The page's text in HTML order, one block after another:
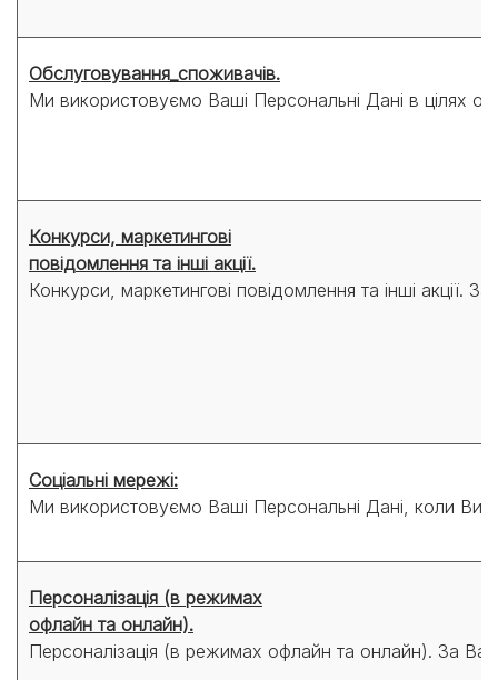
Обслуговування_споживачів.
Ми використовуємо Ваші Персональні Дані в цілях
Конкурси, маркетингові
повідомлення та інші акції.
Конкурси, маркетингові повідомлення та інші
Соціальні мережі:
Ми використовуємо Ваші Персональні Дані, коли Ви
Персоналізація (в режимах
офлайн та онлайн).
Персоналізація (в режимах офлайн та онлайн). За